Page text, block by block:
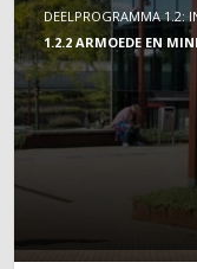
DEELPROGRAMMA 1.2:
1.2.2 ARMOEDE EN